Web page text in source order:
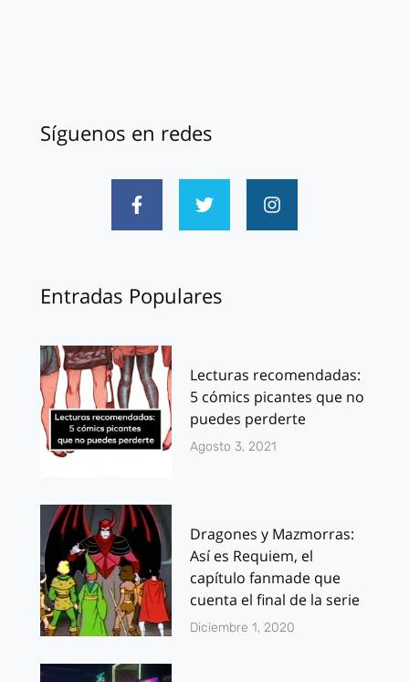
Síguenos en redes
Entradas Populares
Lecturas recomendadas:
5 cómics picantes que no
puedes perderte
Agosto 3, 2021
Dragones y Mazmorras:
Así es Requiem, el
capítulo fanmade que
cuenta el final de la serie
Diciembre 1, 2020